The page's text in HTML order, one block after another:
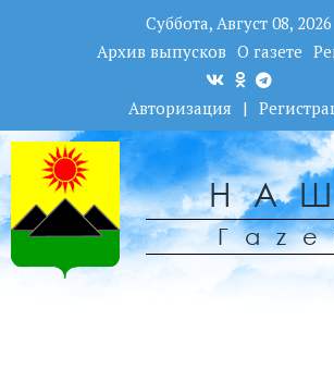
Суббота, Август 08, 2026
Архив выпусков О газете
Авторизация |